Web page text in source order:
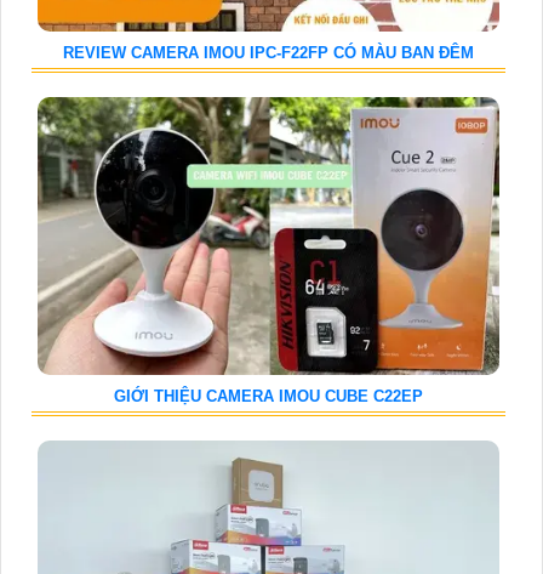
REVIEW CAMERA IMOU IPC-F22FP CÓ MÀU BAN ĐÊM
GIỚI THIỆU CAMERA IMOU CUBE C22EP